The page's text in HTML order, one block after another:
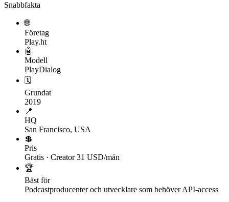
Snabbfakta
🌐
Företag
Play.ht
🤖
Modell
PlayDialog
🗓
Grundat
2019
📍
HQ
San Francisco, USA
💲
Pris
Gratis · Creator 31 USD/mån
🏆
Bäst för
Podcastproducenter och utvecklare som behöver API-access